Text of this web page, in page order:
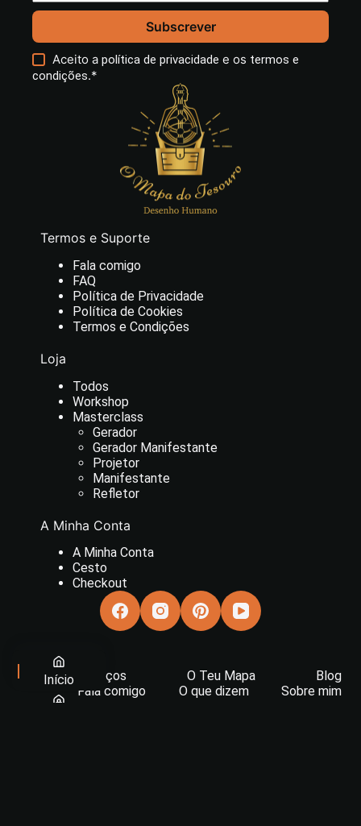
Subscrever
Aceito apolítica de privacidade e os termos e
condições.*
Termos e Suporte
Fala comigo
FAQ
Política de Privacidade
Política de Cookies
Termos e Condições
Loja
Todos
Workshop
Masterclass
Gerador
Gerador Manifestante
Projetor
Manifestante
Refletor
A Minha Conta
A Minha Conta
Cesto
Checkout
Serviços O Teu Mapa
Blog
Fala comigo
O que dizem Sobre mim
Início